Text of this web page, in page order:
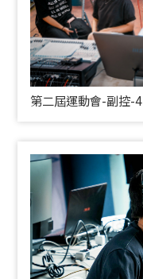
第二屆運動會-副控-4